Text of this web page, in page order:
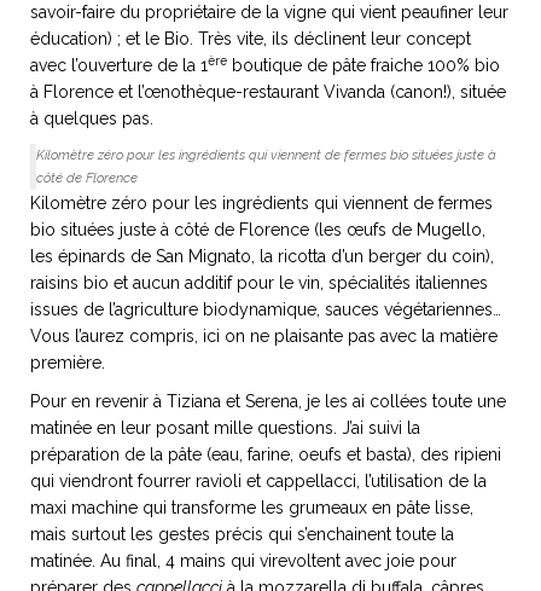
du
ART DE VIVRE ITALIEN
Notre palette
Virtuosa Venezia
savoir-faire du propriétaire de la vigne qui vient peaufiner leur
éducation) ; et le Bio. Très vite, ils déclinent leur concept
avec l’ouverture de la 1ère boutique de pâte fraiche 100% bio
à Florence et l’œnothèque-restaurant Vivanda (canon!), située
à quelques pas.
Kilomètre zéro pour les ingrédients qui viennent de fermes bio situées juste à
côté de Florence
Kilomètre zéro pour les ingrédients qui viennent de fermes
bio situées juste à côté de Florence (les œufs de Mugello,
les épinards de San Mignato, la ricotta d’un berger du coin),
raisins bio et aucun additif pour le vin, spécialités italiennes
issues de l’agriculture biodynamique, sauces végétariennes…
Vous l’aurez compris, ici on ne plaisante pas avec la matière
première.
Pour en revenir à Tiziana et Serena, je les ai collées toute une
matinée en leur posant mille questions. J’ai suivi la
préparation de la pâte (eau, farine, oeufs et basta), des ripieni
qui viendront fourrer ravioli et cappellacci, l’utilisation de la
maxi machine qui transforme les grumeaux en pâte lisse,
mais surtout les gestes précis qui s’enchainent toute la
matinée. Au final, 4 mains qui virevoltent avec joie pour